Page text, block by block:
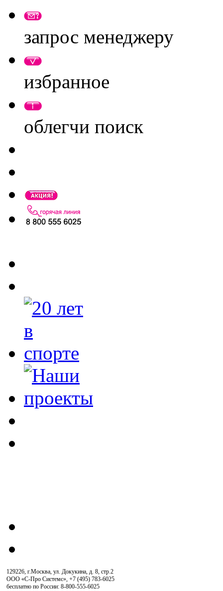
запрос менеджеру
избранное
облегчи поиск
129226, г.Москва, ул. Докукина, д. 8, стр.2
ООО «С-Про Системс», +7 (495) 783-6025
бесплатно по России: 8-800-555-6025